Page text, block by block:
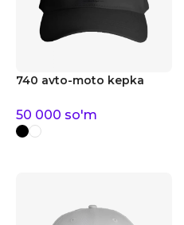
740 avto-moto kepka
50 000 so'm